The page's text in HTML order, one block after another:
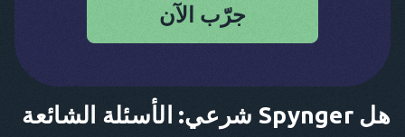
جرّب الآن
هل Spynger شرعي: الأسئلة الشائعة